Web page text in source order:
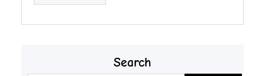
Search